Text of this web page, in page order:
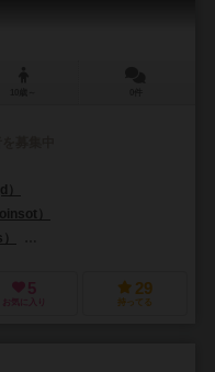
）
5
お気に入り
29
持ってる